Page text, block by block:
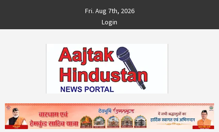
content
Fri. Aug 7th, 2026
Login